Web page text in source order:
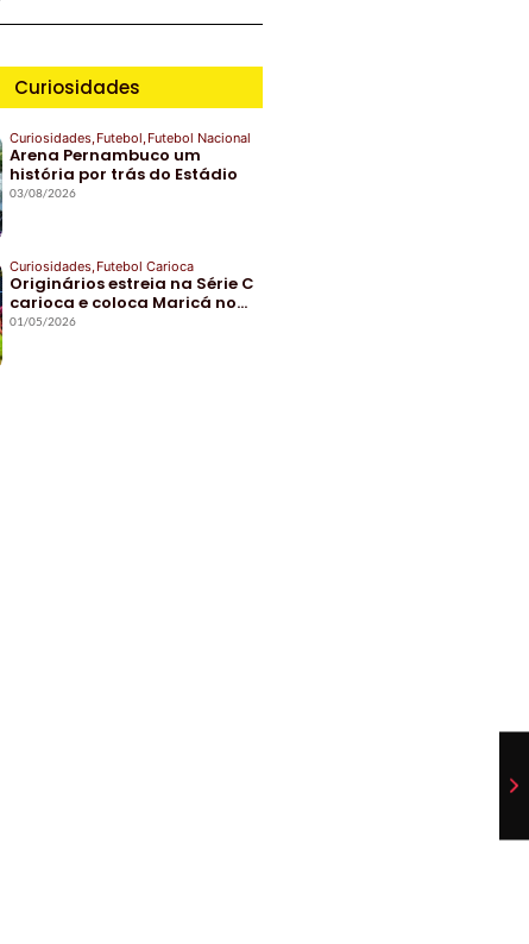
Curiosidades
Curiosidades Futebol Futebol Nacional
Arena Pernambuco um
história por trás do Estádio
03/08/2026
Curiosidades Futebol Carioca
Originários estreia na Série C
carioca e coloca Maricá no…
01/05/2026